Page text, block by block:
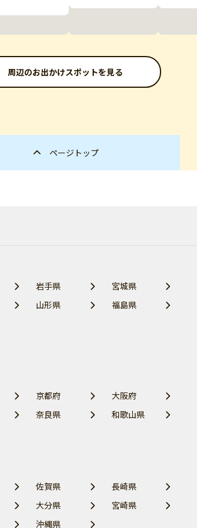
周辺のお出かけスポットを見る
ページトップ
岩手県
宮城県
山形県 福島県
京都府
大阪府
奈良県 和歌山県
佐賀県
長崎県
大分県
宮崎県
沖縄県